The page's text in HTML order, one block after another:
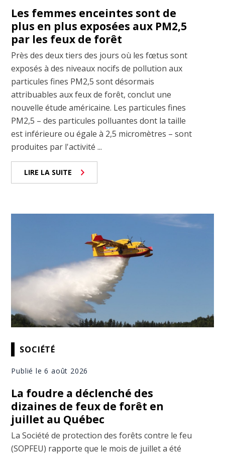
Les femmes enceintes sont de
plus en plus exposées aux PM2,5
par les feux de forêt
Près des deux tiers des jours où les fœtus sont
exposés à des niveaux nocifs de pollution aux
particules fines PM2,5 sont désormais
attribuables aux feux de forêt, conclut une
nouvelle étude américaine. Les particules fines
PM2,5 – des particules polluantes dont la taille
est inférieure ou égale à 2,5 micromètres – sont
produites par l'activité ...
LIRE LA SUITE
SOCIÉTÉ
Publié le 6 août 2026
La foudre a déclenché des
dizaines de feux de forêt en
juillet au Québec
La Société de protection des forêts contre le feu
(SOPFEU) rapporte que le mois de juillet a été